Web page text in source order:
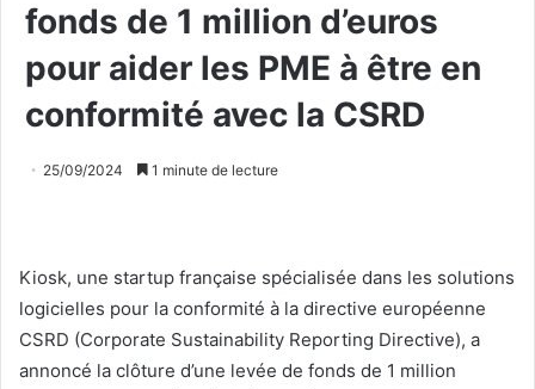
fonds de 1 million d’euros
pour aider les PME à être en
conformité avec la CSRD
25/09/2024 1 minute de lecture
Kiosk, une startup française spécialisée dans les solutions
logicielles pour la conformité à la directive européenne
CSRD (Corporate Sustainability Reporting Directive), a
annoncé la clôture d’une levée de fonds de 1 million